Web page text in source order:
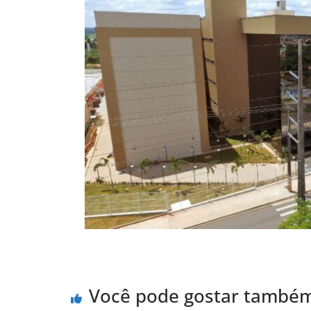
Você pode gostar